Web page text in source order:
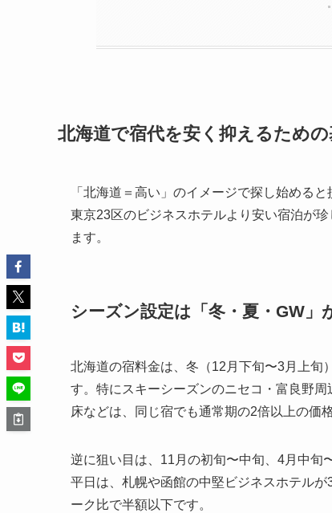
北海道で宿代を安く抑えるため
「北海道＝高い」のイメージで探し始める
東京23区のビジネスホテルより安い宿泊が
ます。
シーズン設定は「冬・夏・GW」
北海道の宿料金は、冬（12月下旬〜3月上旬
す。特にスキーシーズンのニセコ・富良野
床などは、同じ宿でも通常期の2倍以上の価
逆に狙い目は、11月の初旬〜中旬、4月中旬
平日は、札幌や函館の中堅ビジネスホテル
ーク比で半額以下です。